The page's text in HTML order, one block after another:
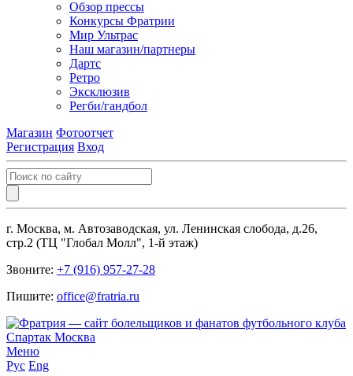
Обзор прессы
Конкурсы Фратрии
Мир Ультрас
Наш магазин/партнеры
Дартс
Ретро
Эксклюзив
Регби/гандбол
Магазин Фотоотчет
Регистрация Вход
г. Москва, м. Автозаводская, ул. Ленинская слобода, д.26,
стр.2 (ТЦ "Глобал Молл", 1-й этаж)
Звоните: +7 (916) 957-27-28
Пишите: office@fratria.ru
Меню
Рус Eng